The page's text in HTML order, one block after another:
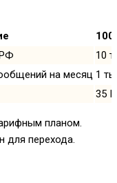
10
на месяц 1
35
планом.
для перехода.